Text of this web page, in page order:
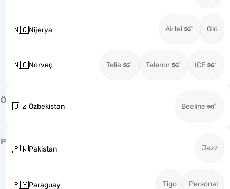
🇳🇬Nijerya Airtel Glo
🇳🇴Norveç Telia Telenor ICE
Ö
🇺🇿Özbekistan Beeline
P
🇵🇰Pakistan Jazz
🇵🇾Paraguay Tigo Personal